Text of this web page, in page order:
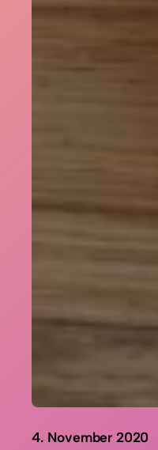
4. November 2020